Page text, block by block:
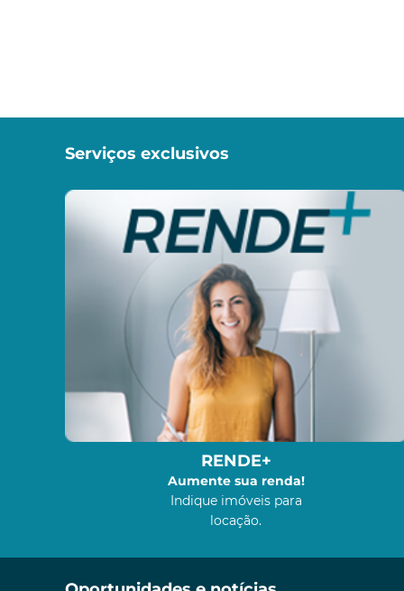
Serviços exclusivos
RENDE+
Aumente sua renda!
Indique imóveis para
locação.